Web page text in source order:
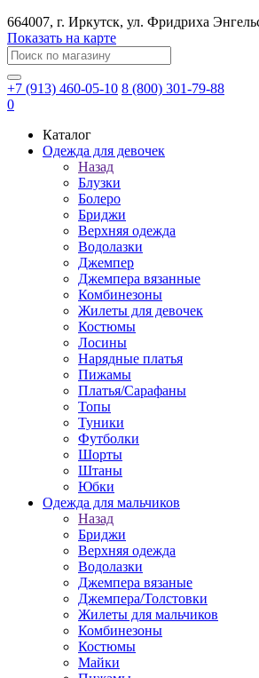
664007, г. Иркутск, ул. ​Фридриха
Показать на карте
+7 (913) 460-05-10 8 (800) 301-79-88
0
Каталог
Одежда для девочек
Назад
Блузки
Болеро
Бриджи
Верхняя одежда
Водолазки
Джемпер
Джемпера вязанные
Комбинезоны
Жилеты для девочек
Костюмы
Лосины
Нарядные платья
Пижамы
Платья/Сарафаны
Топы
Туники
Футболки
Шорты
Штаны
Юбки
Одежда для мальчиков
Назад
Бриджи
Верхняя одежда
Водолазки
Джемпера вязаные
Джемпера/Толстовки
Жилеты для мальчиков
Комбинезоны
Костюмы
Майки